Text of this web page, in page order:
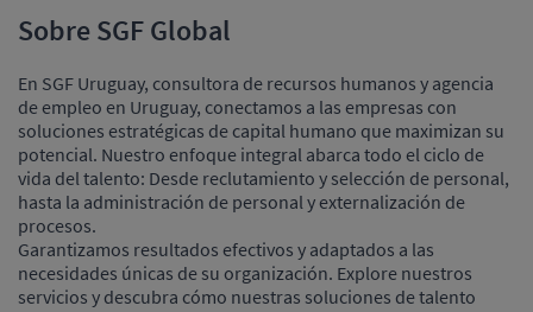
Sobre SGF Global
En SGF Uruguay, consultora de recursos humanos y agencia
de empleo en Uruguay, conectamos a las empresas con
soluciones estratégicas de capital humano que maximizan su
potencial. Nuestro enfoque integral abarca todo el ciclo de
vida del talento: Desde reclutamiento y selección de personal,
hasta la administración de personal y externalización de
procesos.
Garantizamos resultados efectivos y adaptados a las
necesidades únicas de su organización. Explore nuestros
servicios y descubra cómo nuestras soluciones de talento